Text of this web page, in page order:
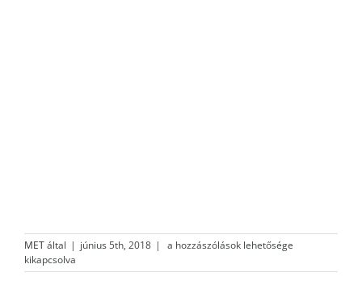
METáltal | június 5th, 2018 |
A
és
a hozzászólások lehetősége
kikapcsolva